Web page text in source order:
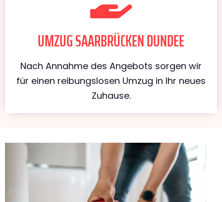
UMZUG SAARBRÜCKEN DUNDEE
Nach Annahme des Angebots sorgen wir
für einen reibungslosen Umzug in Ihr neues
Zuhause.